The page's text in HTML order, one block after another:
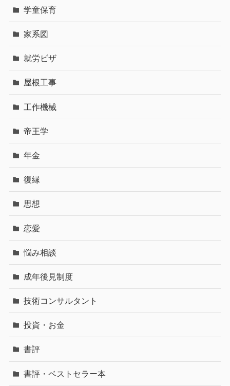
学童保育
家系図
就労ビザ
屋根工事
工作機械
帝王学
年金
復縁
思想
恋愛
悩み相談
成年後見制度
技術コンサルタント
投資・お金
書評
書評・ベストセラー本